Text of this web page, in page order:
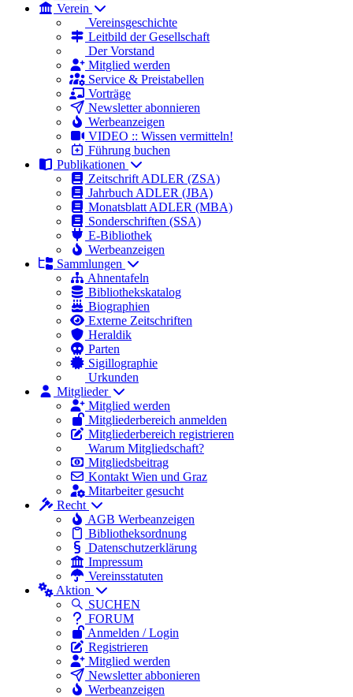
Verein
Vereinsgeschichte
Leitbild der Gesellschaft
Der Vorstand
Mitglied werden
Service & Preistabellen
Vorträge
Newsletter abonnieren
Werbeanzeigen
VIDEO :: Wissen vermitteln!
Führung buchen
Publikationen
Zeitschrift ADLER (ZSA)
Jahrbuch ADLER (JBA)
Monatsblatt ADLER (MBA)
Sonderschriften (SSA)
E-Bibliothek
Werbeanzeigen
Sammlungen
Ahnentafeln
Bibliothekskatalog
Biographien
Externe Zeitschriften
Heraldik
Parten
Sigillographie
Urkunden
Mitglieder
Mitglied werden
Mitgliederbereich anmelden
Mitgliederbereich registrieren
Warum Mitgliedschaft?
Mitgliedsbeitrag
Kontakt Wien und Graz
Mitarbeiter gesucht
Recht
AGB Werbeanzeigen
Bibliotheksordnung
Datenschutzerklärung
Impressum
Vereinsstatuten
Aktion
SUCHEN
FORUM
Anmelden / Login
Registrieren
Mitglied werden
Newsletter abbonieren
Werbeanzeigen